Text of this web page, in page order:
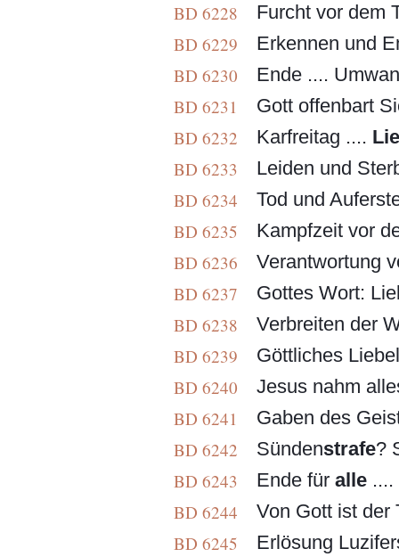
BD 6228
Furcht vor dem
BD 6229
Erkennen und
BD 6230
Ende ....
BD 6231
Gott offenbart
BD 6232
Karfreitag ....
BD 6233
Leiden und
BD 6234
Tod und
BD 6235
Kampfzeit vor
BD 6236
Verantwortung
BD 6237
Gottes Wort:
BD 6238
Verbreiten der
BD 6239
Göttliches
BD 6240
Jesus nahm
BD 6241
Gaben des
BD 6242
Sündenstrafe?
BD 6243
Ende für alle
BD 6244
Von Gott ist der
BD 6245
Erlösung